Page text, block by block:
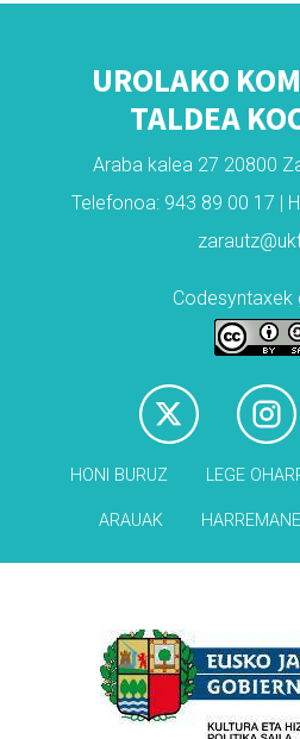
UROLAKO
TALDEA
Araba kalea 27 20800
Telefonoa: 943 89 00 17 |
Codesyntaxek
HONI BURUZ LEGE
ARAUAK